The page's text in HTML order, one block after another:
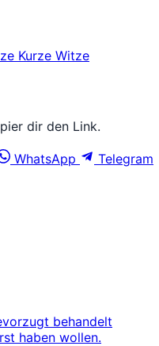
Kurze Witze
dir den Link.
WhatsApp
Telegram
behandelt
haben wollen.